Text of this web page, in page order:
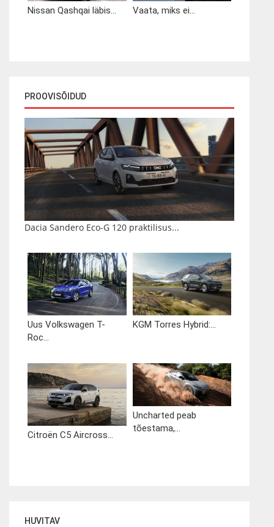
Nissan Qashqai läbis... Vaata, miks ei...
PROOVISÕIDUD
Dacia Sandero Eco-G 120 praktilisus...
Uus Volkswagen T-
Roc...
KGM Torres Hybrid:...
Citroën C5 Aircross...
Uncharted peab
tõestama,...
HUVITAV